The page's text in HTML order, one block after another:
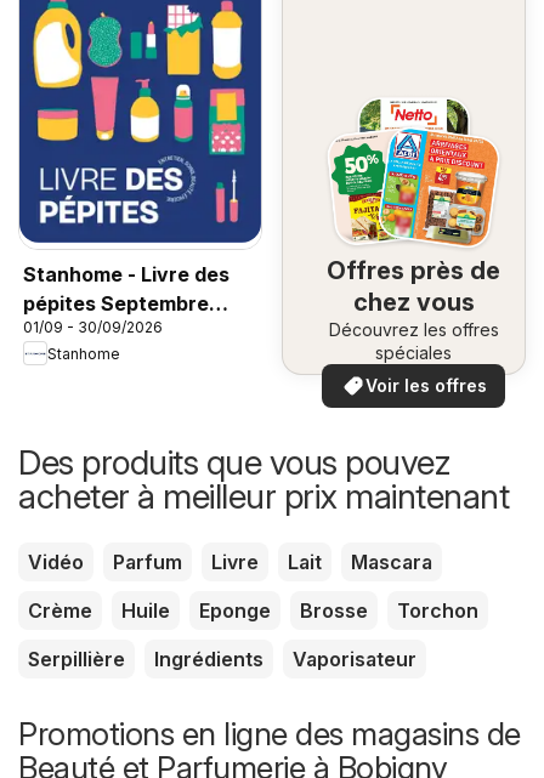
Stanhome - Livre des
pépites Septembre
2026
01/09 - 30/09/2026
Stanhome
Offres près de
chez vous
Découvrez les offres
spéciales
Voir les offres
Des produits que vous pouvez
acheter à meilleur prix maintenant
Vidéo Parfum Livre Lait
Mascara
Crème
Huile Eponge Brosse
Torchon
Serpillière
Ingrédients Vaporisateur
Promotions en ligne des magasins de
Beauté et Parfumerie à Bobigny